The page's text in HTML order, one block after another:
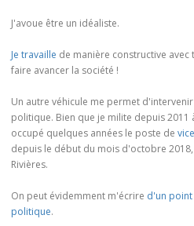
J'avoue être un idéaliste.
Je travaille de manière constructive avec
faire avancer la société !
Un autre véhicule me permet
politique. Bien que je milite depuis 2011
occupé quelques années le poste de
depuis le début du mois d'octobre
Rivières.
On peut évidemment m'écrire d'un
politique.